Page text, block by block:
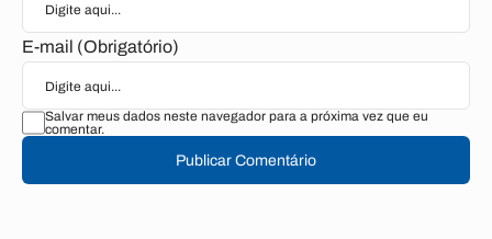
E-mail (Obrigatório)
Salvar meus dados neste navegador para a próxima vez que eu
comentar.
Publicar Comentário